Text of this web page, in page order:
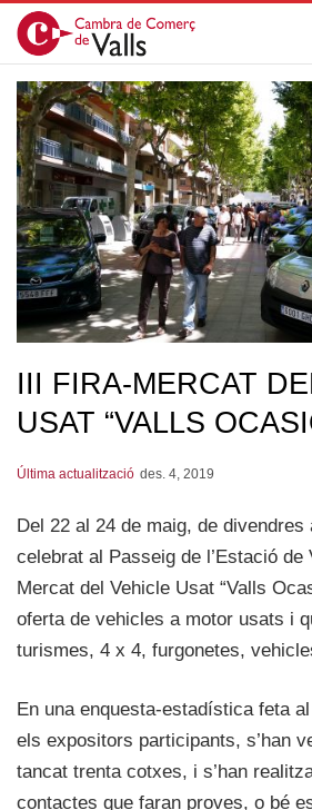
III FIRA-MERCAT
USAT “VALLS
Última actualització des. 4, 2019
Del 22 al 24 de maig, de divendres
celebrat al Passeig de l’Estació de
Mercat del Vehicle Usat “Valls
oferta de vehicles a motor usats i
turismes, 4 x 4, furgonetes,
En una enquesta-estadística feta
els expositors participants, s’han
tancat trenta cotxes, i s’han
contactes que faran proves, o bé